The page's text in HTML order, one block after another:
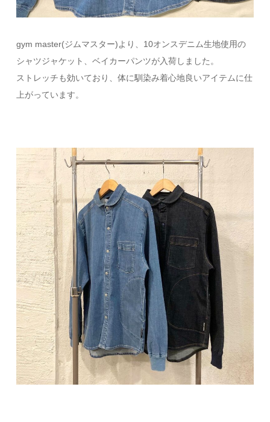
gym master(ジムマスター)より、10オンスデニム生地使用の
シャツジャケット、ベイカーパンツが入荷しました。
ストレッチも効いており、体に馴染み着心地良いアイテムに仕
上がっています。